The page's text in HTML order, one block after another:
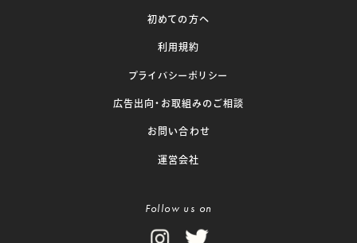
初めての方へ
利用規約
プライバシーポリシー
広告出向・お取組みのご相談
お問い合わせ
運営会社
Follow us on